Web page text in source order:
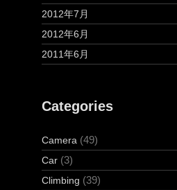
2012年7月
2012年6月
2011年6月
Categories
Camera (49)
Car (3)
Climbing (39)